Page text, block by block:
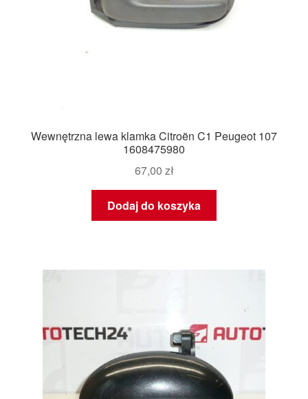
Wewnętrzna lewa klamka Citroën C1 Peugeot 107
1608475980
67,00 zł
Dodaj do koszyka